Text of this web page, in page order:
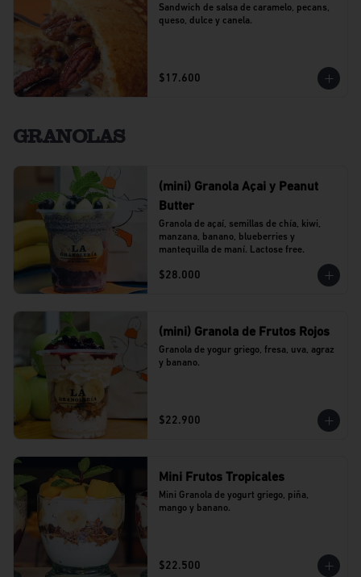
Sandwich de salsa de caramelo, pecans,
queso, dulce y canela.
$17.600
GRANOLAS
(mini) Granola Açai y Peanut
Butter
Granola de açaí, semillas de chía, kiwi,
manzana, banano, blueberries y
mantequilla de maní. Lactose free.
$28.000
(mini) Granola de Frutos Rojos
Granola de yogur griego, fresa, uva, agraz
y banano.
$22.900
Mini Frutos Tropicales
Mini Granola de yogurt griego, piña,
mango y banano.
$22.500